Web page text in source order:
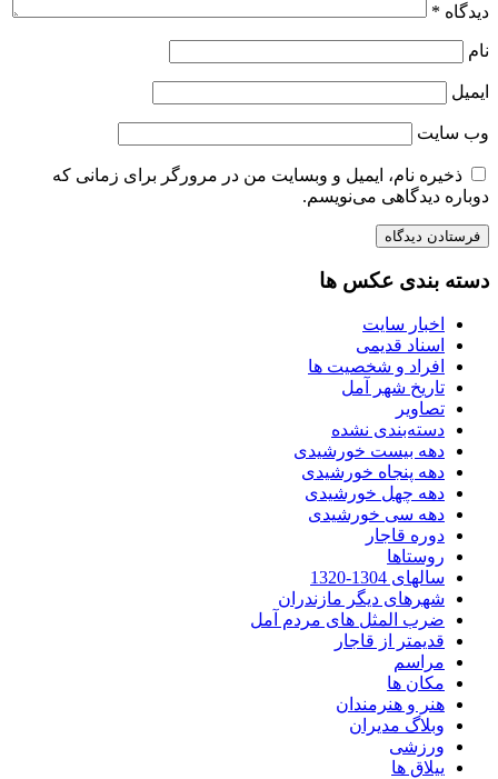
دیدگاه *
نام
ایمیل
وب‌ سایت
ذخیره نام، ایمیل و وبسایت من در مرورگر برای زمانی که
دوباره دیدگاهی می‌نویسم.
دسته بندی عکس ها
اخبار سایت
اسناد قدیمی
افراد و شخصیت ها
تاریخ شهر آمل
تصاویر
دسته‌بندی نشده
دهه بیست خورشیدی
دهه پنجاه خورشیدی
دهه چهل خورشیدی
دهه سی خورشیدی
دوره قاجار
روستاها
سالهای 1304-1320
شهرهای دیگر مازندران
ضرب المثل های مردم آمل
قدیمتر از قاجار
مراسم
مکان ها
هنر و هنرمندان
وبلاگ مدیران
ورزشی
ییلاق ها